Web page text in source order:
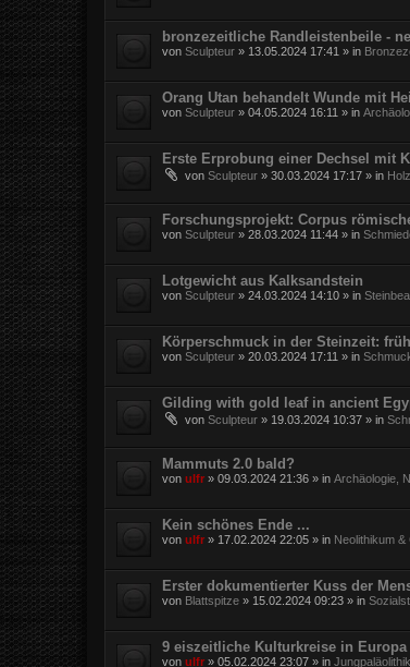
bronzezeitliche Randleistenbeile -
von Sculpteur » 13.05.2024 17:41 » in
Orang Utan behandelt Wunde mit
von Sculpteur » 04.05.2024 16:11 » in
Erste Erprobung einer Dechsel mit
von Sculpteur » 30.03.2024 17:17 » in
Forschungsprojekt: Corpus
von Sculpteur » 28.03.2024 11:44 » in
Lotgewicht aus Kalksandstein
von Sculpteur » 24.03.2024 14:10 » in
Körperschmuck in der Steinzeit:
von Sculpteur » 20.03.2024 17:11 » in
Gilding with gold leaf in ancient
von Sculpteur » 19.03.2024 10:37 » in
Mammuts 2.0 bald?
von ulfr » 09.03.2024 21:36 » in Archäologie,
Kein schönes Ende ...
von ulfr » 17.02.2024 22:05 » in Neolithikum &
Erster dokumentierter Kuss der
von Blattspitze » 15.02.2024 09:23 » in
9 eiszeitliche Kulturkreise in Europa
von ulfr » 05.02.2024 23:07 » in